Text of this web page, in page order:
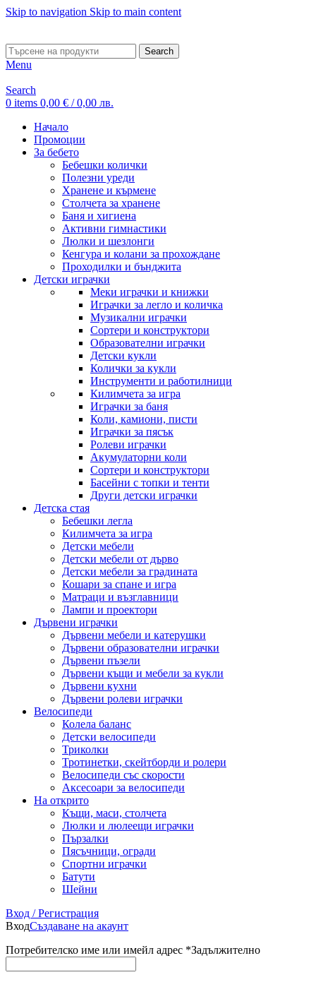
Skip to navigation Skip to main content
Search
Menu
Search
0 items 0,00 € / 0,00 лв.
Начало
Промоции
За бебето
Бебешки колички
Полезни уреди
Хранене и кърмене
Столчета за хранене
Баня и хигиена
Активни гимнастики
Люлки и шезлонги
Кенгура и колани за прохождане
Проходилки и бънджита
Детски играчки
Меки играчки и книжки
Играчки за легло и количка
Музикални играчки
Сортери и конструктори
Образователни играчки
Детски кукли
Колички за кукли
Инструменти и работилници
Килимчета за игра
Играчки за баня
Коли, камиони, писти
Играчки за пясък
Ролеви играчки
Акумулаторни коли
Сортери и конструктори
Басейни с топки и тенти
Други детски играчки
Детска стая
Бебешки легла
Килимчета за игра
Детски мебели
Детски мебели от дърво
Детски мебели за градината
Кошари за спане и игра
Матраци и възглавници
Лампи и проектори
Дървени играчки
Дървени мебели и катерушки
Дървени образователни играчки
Дървени пъзели
Дървени къщи и мебели за кукли
Дървени кухни
Дървени ролеви играчки
Велосипеди
Колела баланс
Детски велосипеди
Триколки
Тротинетки, скейтборди и ролери
Велосипеди със скорости
Аксесоари за велосипеди
На открито
Къщи, маси, столчета
Люлки и люлеещи играчки
Пързалки
Пясъчници, огради
Спортни играчки
Батути
Шейни
Вход / Регистрация
ВходСъздаване на акаунт
Потребителско име или имейл адрес *Задължително